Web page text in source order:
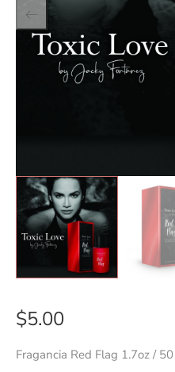
$5.00
Fragancia Red Flag 1.7oz /